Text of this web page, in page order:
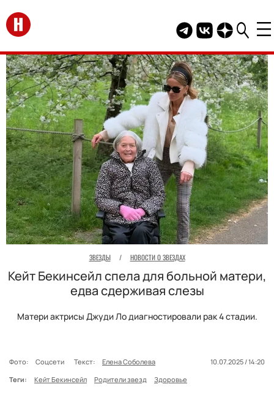
Перейти на главную
Telegram канал
Группа HELLO
Канал
ЗВЕЗДЫ / НОВОСТИ О ЗВЕЗДАХ
Кейт Бекинсейл спела для больной матери,
едва сдерживая слезы
Матери актрисы Джуди Ло диагностировали рак 4 стадии.
Фото: Соцсети Текст: Елена Соболева
10.07.2025 / 14:20
Теги:
Кейт Бекинсейл Родители звезд Здоровье